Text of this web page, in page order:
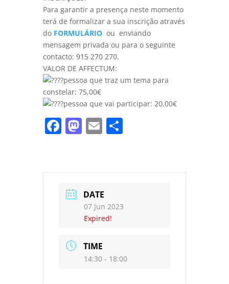
Para garantir a presença neste momento
terá de formalizar a sua inscrição através
do FORMULÁRIO ou enviando
mensagem privada ou para o seguinte
contacto: 915 270 270.
VALOR DE AFFECTUM:
pessoa que traz um tema para
constelar: 75,00€
pessoa que vai participar: 20,00€
Facebook
Mastodon
Email
DATE
07 Jun 2023
Expired!
TIME
14:30 - 18:00